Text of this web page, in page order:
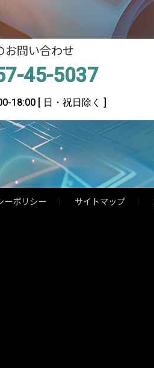
お問い合わせ
45-5037
18:00 [ 日・祝日除く ]
ーポリシー サイトマップ